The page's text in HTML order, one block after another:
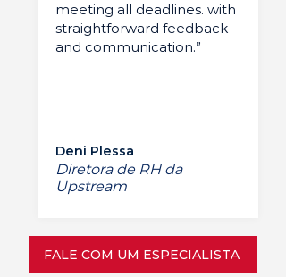
meeting all deadlines. with
straightforward feedback
and communication.”
Deni Plessa
Diretora de RH da
Upstream
FALE COM UM ESPECIALISTA